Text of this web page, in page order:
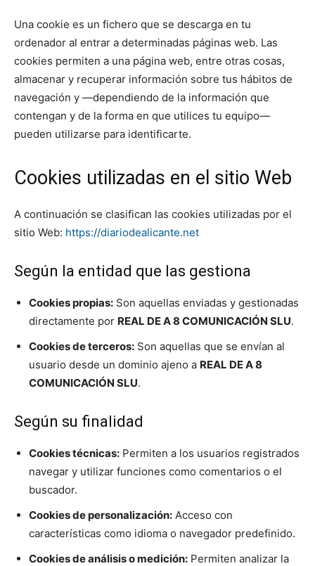
Una cookie es un fichero que se descarga en tu
ordenador al entrar a determinadas páginas web. Las
cookies permiten a una página web, entre otras cosas,
almacenar y recuperar información sobre tus hábitos de
navegación y —dependiendo de la información que
contengan y de la forma en que utilices tu equipo—
pueden utilizarse para identificarte.
Cookies utilizadas en el sitio Web
A continuación se clasifican las cookies utilizadas por el
sitio Web: https://diariodealicante.net
Según la entidad que las gestiona
Cookies propias: Son aquellas enviadas y gestionadas
directamente por REAL DE A 8 COMUNICACIÓN SLU.
Cookies de terceros: Son aquellas que se envían al
usuario desde un dominio ajeno a REAL DE A 8
COMUNICACIÓN SLU.
Según su finalidad
Cookies técnicas: Permiten a los usuarios registrados
navegar y utilizar funciones como comentarios o el
buscador.
Cookies de personalización: Acceso con
características como idioma o navegador predefinido.
Cookies de análisis o medición: Permiten analizar la